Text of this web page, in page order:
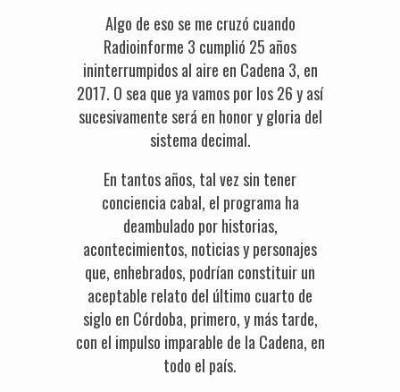
Algo de eso se me cruzó cuando
Radioinforme 3 cumplió 25 años
ininterrumpidos al aire en Cadena 3, en
2017. O sea que ya vamos por los 26 y así
sucesivamente será en honor y gloria del
sistema decimal.
En tantos años, tal vez sin tener
conciencia cabal, el programa ha
deambulado por historias,
acontecimientos, noticias y personajes
que, enhebrados, podrían constituir un
aceptable relato del último cuarto de
siglo en Córdoba, primero, y más tarde,
con el impulso imparable de la Cadena, en
todo el país.